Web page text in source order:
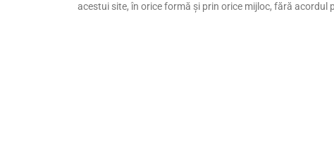
acestui site, în orice formă și prin orice mijloc, fără